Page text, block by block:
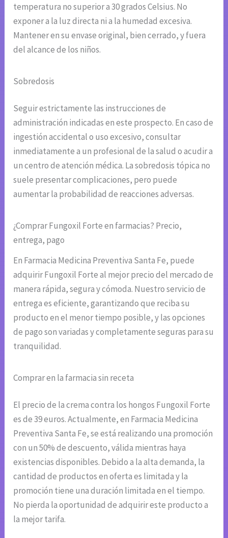
temperatura no superior a 30 grados Celsius. No
exponer a la luz directa ni a la humedad excesiva.
Mantener en su envase original, bien cerrado, y fuera
del alcance de los niños.
Sobredosis
Seguir estrictamente las instrucciones de
administración indicadas en este prospecto. En caso de
ingestión accidental o uso excesivo, consultar
inmediatamente a un profesional de la salud o acudir a
un centro de atención médica. La sobredosis tópica no
suele presentar complicaciones, pero puede
aumentar la probabilidad de reacciones adversas.
¿Comprar Fungoxil Forte en farmacias? Precio,
entrega, pago
En Farmacia Medicina Preventiva Santa Fe, puede
adquirir Fungoxil Forte al mejor precio del mercado de
manera rápida, segura y cómoda. Nuestro servicio de
entrega es eficiente, garantizando que reciba su
producto en el menor tiempo posible, y las opciones
de pago son variadas y completamente seguras para su
tranquilidad.
Comprar en la farmacia sin receta
El precio de la crema contra los hongos Fungoxil Forte
es de 39 euros. Actualmente, en Farmacia Medicina
Preventiva Santa Fe, se está realizando una promoción
con un 50% de descuento, válida mientras haya
existencias disponibles. Debido a la alta demanda, la
cantidad de productos en oferta es limitada y la
promoción tiene una duración limitada en el tiempo.
No pierda la oportunidad de adquirir este producto a
la mejor tarifa.